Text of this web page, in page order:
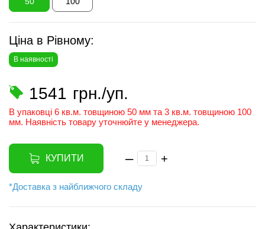
Ціна в Рівному:
В наявності
1541 грн./уп.
В упаковці 6 кв.м. товщиною 50 мм та 3 кв.м. товщиною 100
мм. Наявність товару уточнюйте у менеджера.
КУПИТИ – +
*Доставка з найближчого складу